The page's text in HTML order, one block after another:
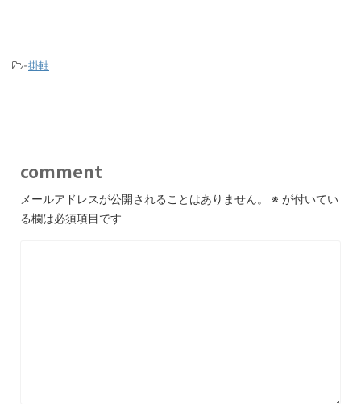
-掛軸
comment
メールアドレスが公開されることはありません。 ※ が付いてい
る欄は必須項目です